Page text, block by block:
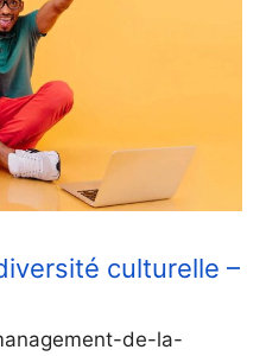
culturelle –
de-la-